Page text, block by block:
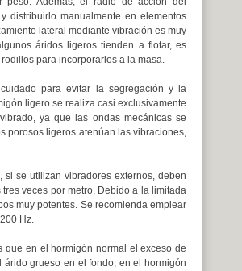
distribuirlo manualmente en elementos
lateral mediante vibración es muy
áridos ligeros tienden a flotar, es
para incorporarlos a la masa.
para evitar la segregación y la
ligero se realiza casi exclusivamente
ya que las ondas mecánicas se
porosos ligeros atenúan las vibraciones,
se utilizan vibradores externos, deben
veces por metro. Debido a la limitada
muy potentes. Se recomienda emplear
Hz.
que en el hormigón normal el exceso de
grueso en el fondo, en el hormigón